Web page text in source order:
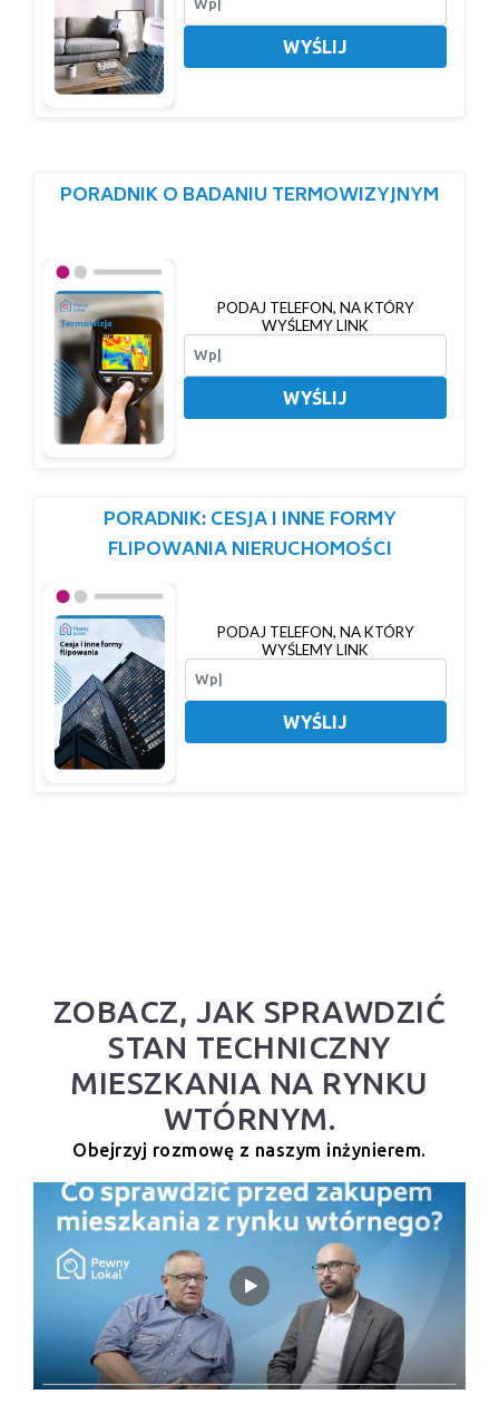
WYŚLIJ
PORADNIK O BADANIU TERMOWIZYJNYM
PODAJ TELEFON, NA KTÓRY
WYŚLEMY LINK
WYŚLIJ
PORADNIK: CESJA I INNE FORMY
FLIPOWANIA NIERUCHOMOŚCI
PODAJ TELEFON, NA KTÓRY
WYŚLEMY LINK
WYŚLIJ
ZOBACZ, JAK SPRAWDZIĆ
STAN TECHNICZNY
MIESZKANIA NA RYNKU
WTÓRNYM.
Obejrzyj rozmowę z naszym inżynierem.